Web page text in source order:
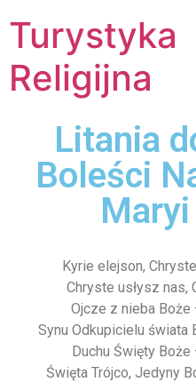
Turystyka
Religijna
Litania
Boleści
Kyrie elejson,
Chryste usłysz nas,
Ojcze z nieba Boże
Synu Odkupicielu świata
Duchu Święty Boże
Święta Trójco, Jedyny